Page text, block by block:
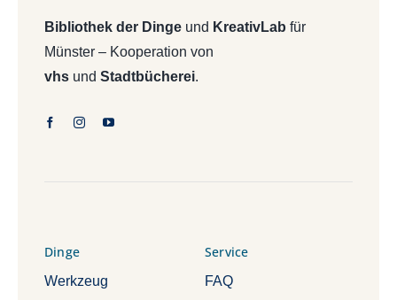
Bibliothek der Dingeund KreativLab für
Münster – Kooperation von
vhsund Stadtbücherei.
Dinge
Werkzeug
Service
FAQ